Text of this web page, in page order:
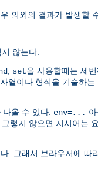
의외의 결과가 발생할
지 않는다.
, set을 사용할때는 세
열이나 형식을 기술하
나올 수 있다. env=...
렇지 않으면 지시어는
. 그래서 브라우저에 따